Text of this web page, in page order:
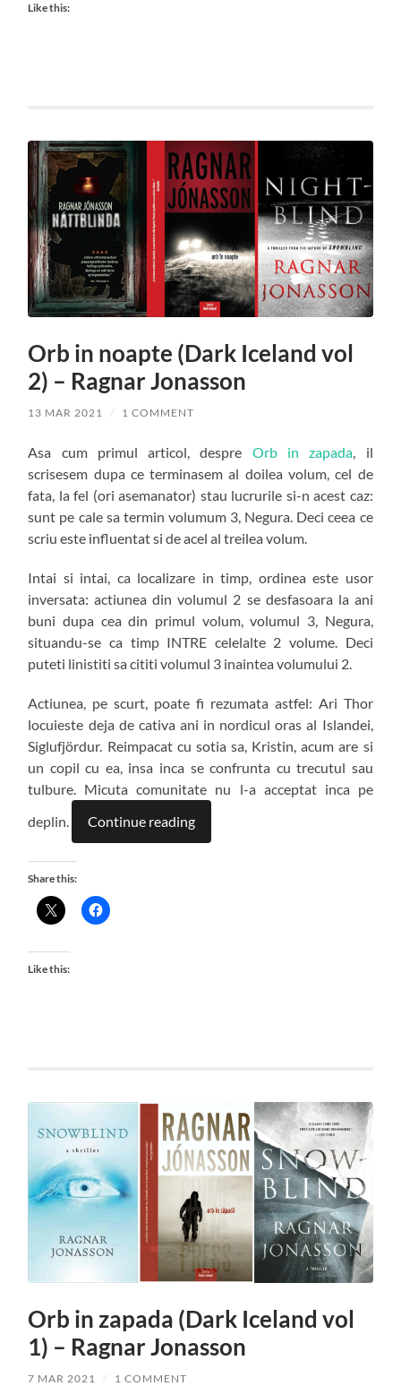
Like this:
Orb in noapte (Dark Iceland vol
2) – Ragnar Jonasson
13 MAR 2021 / 1 COMMENT
Asa cum primul articol, despre Orb in zapada, il
scrisesem dupa ce terminasem al doilea volum, cel de
fata, la fel (ori asemanator) stau lucrurile si-n acest caz:
sunt pe cale sa termin volumum 3, Negura. Deci ceea ce
scriu este influentat si de acel al treilea volum.
Intai si intai, ca localizare in timp, ordinea este usor
inversata: actiunea din volumul 2 se desfasoara la ani
buni dupa cea din primul volum, volumul 3, Negura,
situandu-se ca timp INTRE celelalte 2 volume. Deci
puteti linistiti sa cititi volumul 3 inaintea volumului 2.
Actiunea, pe scurt, poate fi rezumata astfel: Ari Thor
locuieste deja de cativa ani in nordicul oras al Islandei,
Siglufjördur. Reimpacat cu sotia sa, Kristin, acum are si
un copil cu ea, insa inca se confrunta cu trecutul sau
tulbure. Micuta comunitate nu l-a acceptat inca pe
deplin.
Continue reading
Share this:
Like this:
Orb in zapada (Dark Iceland vol
1) – Ragnar Jonasson
7 MAR 2021 / 1 COMMENT